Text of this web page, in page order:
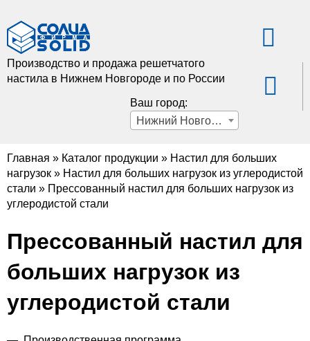
Производство и продажа решетчатого
настила в Нижнем Новгороде и по России
Ваш город:
Нижний Новгород
Главная » Каталог продукции » Настил для больших
нагрузок » Настил для больших нагрузок из углеродистой
стали » Прессованный настил для больших нагрузок из
углеродистой стали
Прессованный настил для
больших нагрузок из
углеродистой стали